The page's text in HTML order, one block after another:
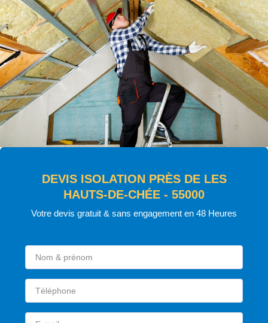
DEVIS ISOLATION PRÈS DE LES
HAUTS-DE-CHÉE - 55000
Votre devis gratuit & sans engagement en 48 Heures